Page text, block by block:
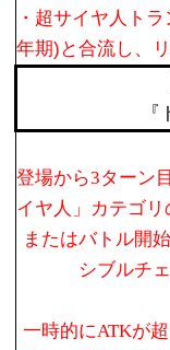
・超サイヤ人ト
年期)と合流し、
登場から3ターン
イヤ人」カテゴリ
またはバトル開
シブルチ
一時的にATKが